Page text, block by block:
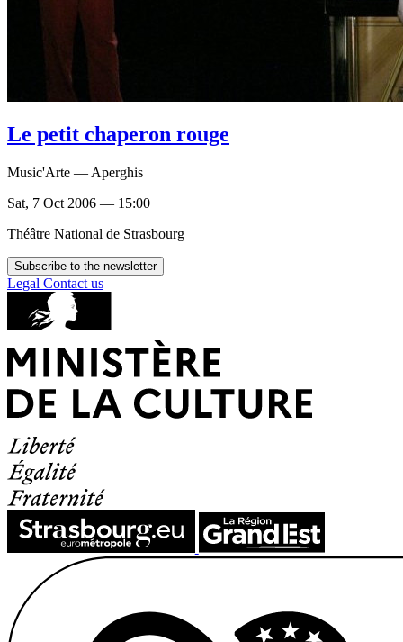
Le petit chaperon rouge
Music'Arte — Aperghis
Sat, 7 Oct 2006 — 15:00
Théâtre National de Strasbourg
Subscribe to the newsletter
Legal Contact us